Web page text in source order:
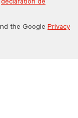
déclaration de
the Google Privacy